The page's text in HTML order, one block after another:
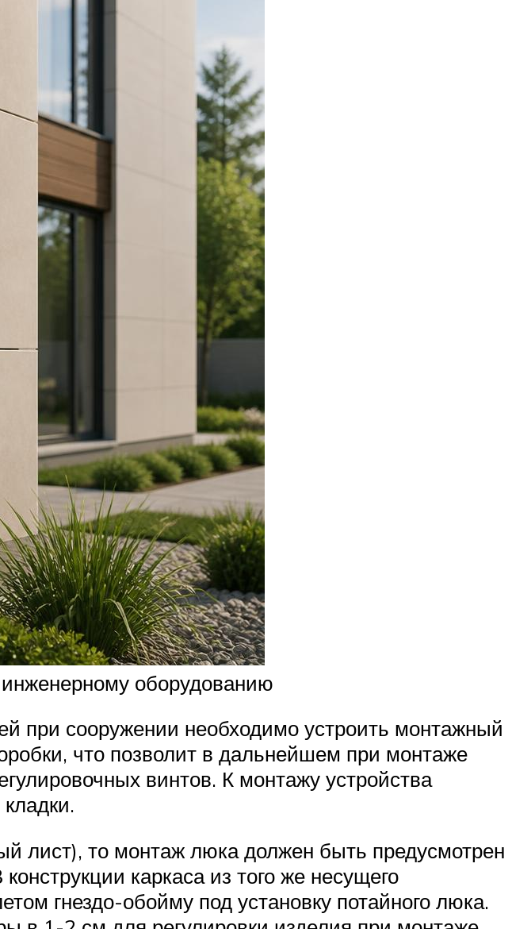
оборудованию
при сооружении необходимо устроить монтажный
что позволит в дальнейшем при монтаже
винтов. К монтажу устройства
лист), то монтаж люка должен быть предусмотрен
каркаса из того же несущего
гнездо-обойму под установку потайного люка.